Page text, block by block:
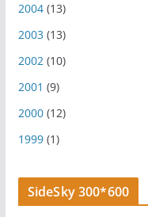
2004(13)
2003 (13)
2002(10)
2001 (9)
2000(12)
1999(1)
SideSky 300*600